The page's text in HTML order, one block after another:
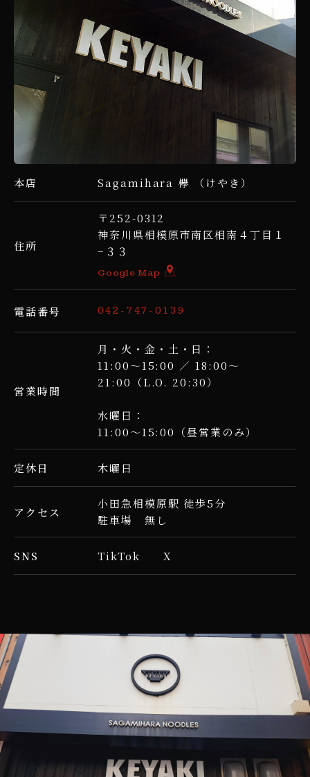
本店 Sagamihara 欅 （けやき）
住所
〒252-0312
神奈川県相模原市南区相南４丁目１
−３３
Google Map
電話番号 042-747-0139
営業時間
月・火・金・土・日：
11:00〜15:00 ／ 18:00〜
21:00（L.O. 20:30）
水曜日：
11:00〜15:00（昼営業のみ）
定休日 木曜日
アクセス
小田急相模原駅 徒歩5分
駐車場 無し
SNS TikTokX